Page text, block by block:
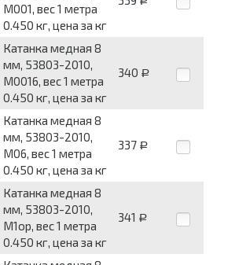
М001, вес 1 метра
0.450 кг, цена за кг
Катанка медная 8
мм, 53803-2010,
М0016, вес 1 метра
0.450 кг, цена за кг
340 Р
Катанка медная 8
мм, 53803-2010,
М06, вес 1 метра
0.450 кг, цена за кг
337 Р
Катанка медная 8
мм, 53803-2010,
М1ор, вес 1 метра
0.450 кг, цена за кг
341 Р